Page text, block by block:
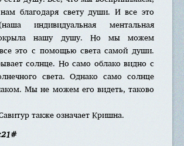
благодаря свету души. И все это
индивидуальная ментальная
нашу душу. Но мы можем
это с помощью света самой души.
солнце. Но само облако видно с
света. Однако само солнце
Мы не можем его видеть, таково
также означает Кришна.